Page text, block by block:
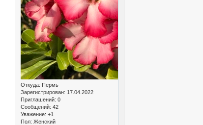
Откуда: Пермь
Зарегистрирован: 17.04.2022
Приглашений: 0
Сообщений: 42
Уважение: +1
Пол: Женский